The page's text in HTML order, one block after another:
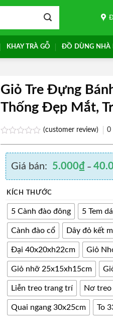
KHAY TRÀ GỖ ĐỒ DÙNG NHÀ
Giỏ Tre Đựng
Thống Đẹp Mắt,
out
of
(customer review) 0
Giá bán: 5.000₫ –
KÍCH THƯỚC
5 Cành đào đông 5 Tem
Cành đào cổ Dây đỏ kết
Đại 40x20xh22cm Giỏ
Giỏ nhỡ 25x15xh15cm
Liễn treo trang trí Nơ treo
Quai ngang 30x25cm To